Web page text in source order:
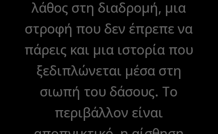
λάθος στη διαδρομή, μια
στροφή που δεν έπρεπε να
πάρεις και μια ιστορία που
ξεδιπλώνεται μέσα στη
σιωπή του δάσους. Το
περιβάλλον είναι